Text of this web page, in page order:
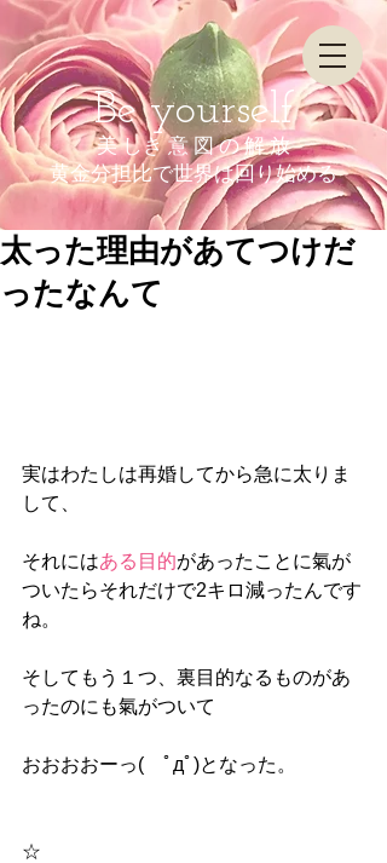
Be yourself
美 しき 意 図 の 解 放
​黄金分担比で世界は回り始める
太った理由があてつけだ
ったなんて
実はわたしは再婚してから急に太りま
して、
それにはある目的があったことに氣が
ついたらそれだけで2キロ減ったんです
ね。
そしてもう１つ、裏目的なるものがあ
ったのにも氣がついて
おおおおーっ(　ﾟдﾟ)となった。
☆